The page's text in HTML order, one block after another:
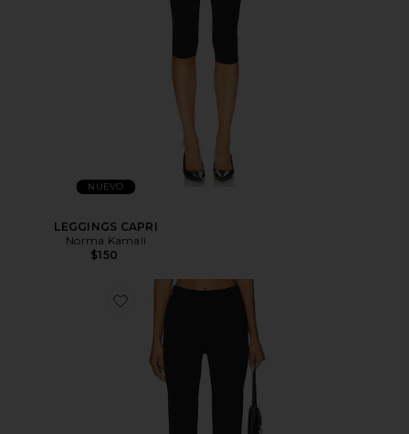
NUEVO
LEGGINGS CAPRI
Norma Kamali
$150